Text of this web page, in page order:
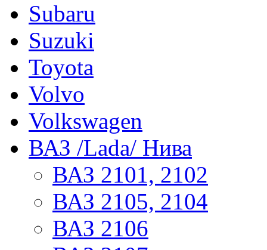
Subaru
Suzuki
Toyota
Volvo
Volkswagen
ВАЗ /Lada/ Нива
ВАЗ 2101, 2102
ВАЗ 2105, 2104
ВАЗ 2106